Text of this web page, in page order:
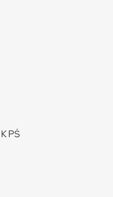
KPŚ